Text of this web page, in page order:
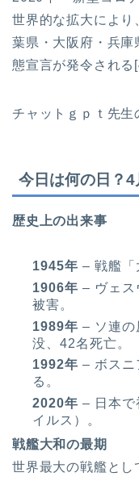
世界的な拡大により
葉県・大阪府・兵
態宣言が発令される
チャットｇｐｔ先生
今日は何の日？4
歴史上の出来事
1945年 – 戦艦「
1906年 – ヴェス
被害。
1989年 – ソ連の
没、42名死亡。
1992年 – ボスニ
る。
2020年 – 日本で
イルス）。
戦艦大和の最期
世界最大の戦艦とし